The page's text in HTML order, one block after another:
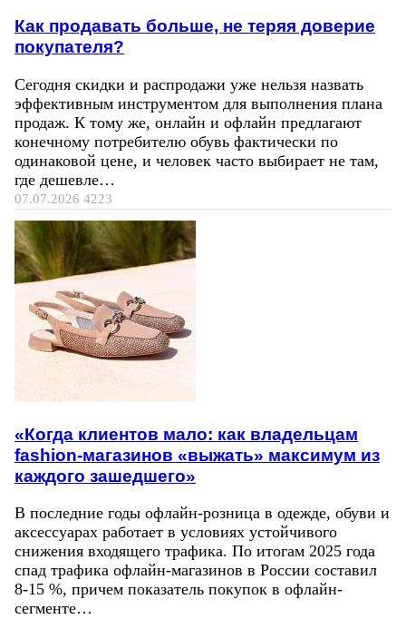
Как продавать больше, не теряя доверие
покупателя?
Сегодня скидки и распродажи уже нельзя назвать
эффективным инструментом для выполнения плана
продаж. К тому же, онлайн и офлайн предлагают
конечному потребителю обувь фактически по
одинаковой цене, и человек часто выбирает не там,
где дешевле…
07.07.2026 4223
«Когда клиентов мало: как владельцам
fashion-магазинов «выжать» максимум из
каждого зашедшего»
В последние годы офлайн-розница в одежде, обуви и
аксессуарах работает в условиях устойчивого
снижения входящего трафика. По итогам 2025 года
спад трафика офлайн-магазинов в России составил
8-15 %, причем показатель покупок в офлайн-
сегменте…